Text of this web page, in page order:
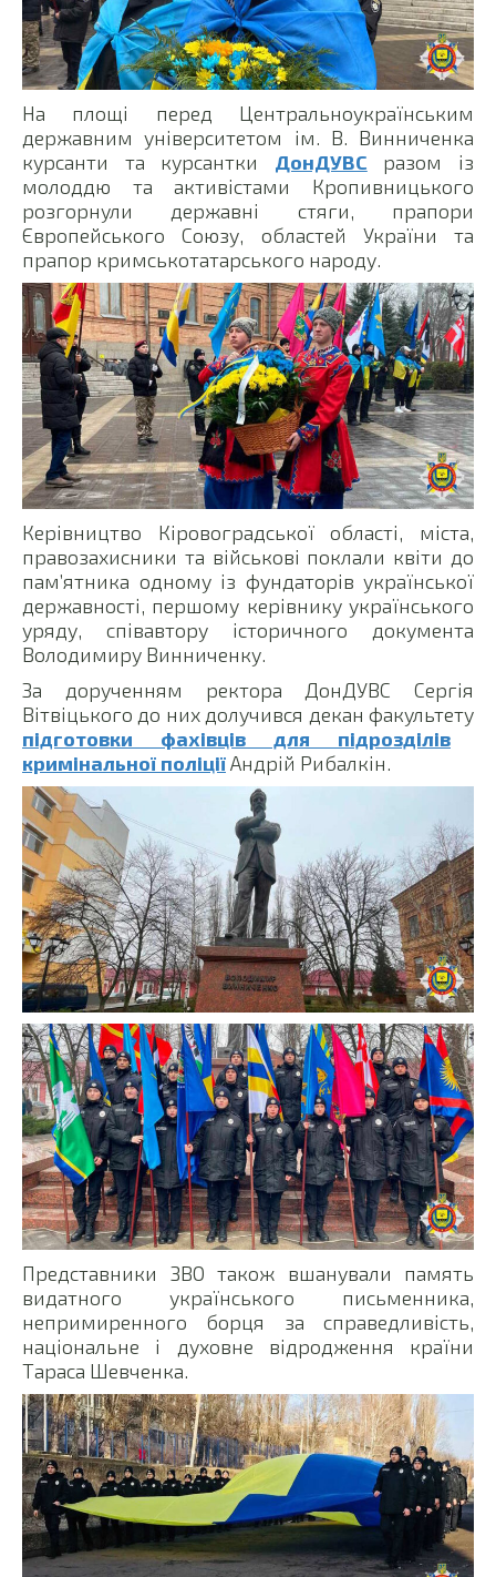
На площі перед Центральноукраїнським
державним університетом ім. В. Винниченка
курсанти та курсантки ДонДУВС разом із
молоддю та активістами Кропивницького
розгорнули державні стяги, прапори
Європейського Союзу, областей України та
прапор кримськотатарського народу.
Керівництво Кіровоградської області, міста,
правозахисники та військові поклали квіти до
пам’ятника одному із фундаторів української
державності, першому керівнику українського
уряду, співавтору історичного документа
Володимиру Винниченку.
За дорученням ректора ДонДУВС Сергія
Вітвіцького до них долучився декан факультету
підготовки фахівців для підрозділів
кримінальної поліціїАндрій Рибалкін.
Представники ЗВО також вшанували память
видатного українського письменника,
непримиренного борця за справедливість,
національне і духовне відродження країни
Тараса Шевченка.